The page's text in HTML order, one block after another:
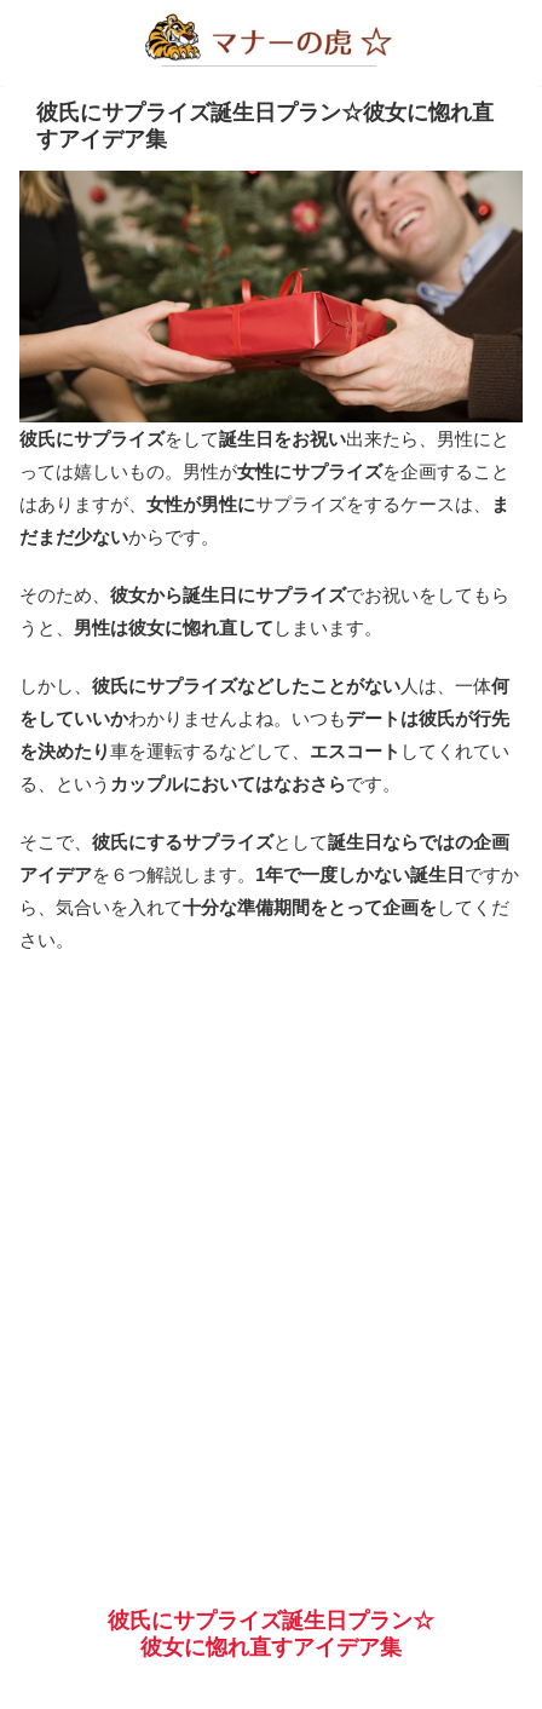
彼氏にサプライズ誕生日プラン☆彼女に惚れ直
すアイデア集
彼氏にサプライズをして誕生日をお祝い出来たら、男性にと
っては嬉しいもの。男性が女性にサプライズを企画すること
はありますが、 女性が男性にサプライズをするケースは、
ま
だまだ少ないからです。
そのため、 彼女から誕生日にサプライズでお祝いをしてもら
うと、 男性は彼女に惚れ直して しまいます。
しかし、 彼氏にサプライズなどしたことがない人は、一体何
をしていいかわかりませんよね。いつもデートは彼氏が行先
を決めたり車を運転するなどして、 エスコート してくれてい
る、という カップルにおいてはなおさらです。
そこで、 彼氏にするサプライズとして誕生日ならではの企画
アイデアを６つ解説します。 1年で一度しかない誕生日 ですか
ら、気合いを入れて十分な準備期間をとって企画をしてくだ
さい。
彼氏にサプライズ誕生日プラン☆
彼女に惚れ直すアイデア集